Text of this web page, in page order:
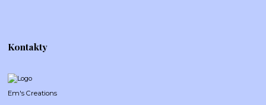
Kontakty
Em's Creations